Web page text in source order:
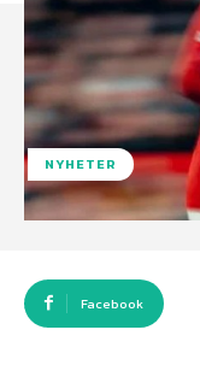
NYHETER
Facebook